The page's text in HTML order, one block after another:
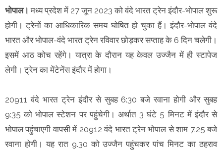
भोपाल।मध्य प्रदेश में 27 जून 2023 को वंदे भारत ट्रेन इंदौर-भोपाल शुरू
होगी। ट्रेनों का आधिकारिक समय घोषित हो चुका हैं। इंदौर-भोपाल वंदे
भारत और भोपाल-वंदे भारत ट्रेन रविवार छोड़कर सप्ताह के 6 दिन चलेगी।
इसमें आठ कोच रहेंगे। यात्रा के दौरान यह केवल उज्जैन में ही स्टापेज
लेगी। ट्रेन का मेंटेनेंस इंदौर में होगा।
20911 वंदे भारत ट्रेन इंदौर से सुबह 6:30 बजे रवाना होगी और सुबह
9:35 को भोपाल स्टेशन पर पहुंचेगी। अर्थात 3 घंटे 5 मिनट में इंदौर से
भोपाल पहुंचाएगी वापसी में 20912 वंदे भारत ट्रेन भोपाल से शाम 7.25 बजे
रवाना होगी। यह रात 9.30 को उज्जैन पहुंचकर पांच मिनट का ठहराव